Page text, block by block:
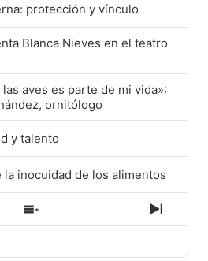
protección y vínculo
Blanca Nieves en el teatro
aves es parte de mi vida»:
ornitólogo
y talento
la inocuidad de los alimentos
Show
Episodes
Next